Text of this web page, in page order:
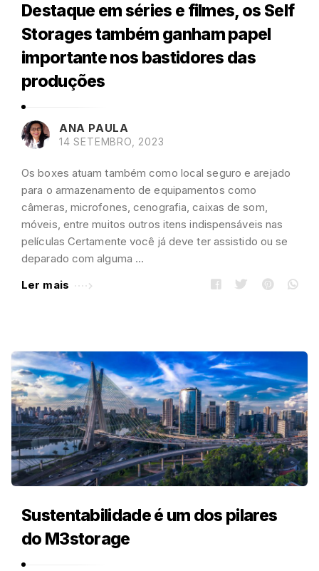
Destaque em séries e filmes, os Self
Storages também ganham papel
importante nos bastidores das
produções
ANA PAULA
14 SETEMBRO, 2023
Os boxes atuam também como local seguro e arejado
para o armazenamento de equipamentos como
câmeras, microfones, cenografia, caixas de som,
móveis, entre muitos outros itens indispensáveis nas
películas Certamente você já deve ter assistido ou se
deparado com alguma …
Ler mais
Sustentabilidade é um dos pilares
do M3storage